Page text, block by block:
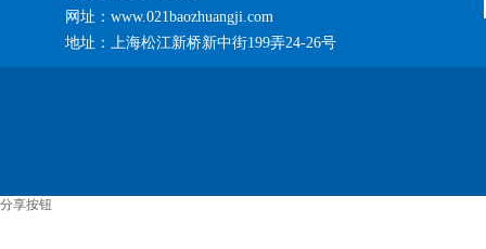
网址：www.021baozhuangji.com
地址：上海松江新桥新中街199弄24-26号
分享按钮